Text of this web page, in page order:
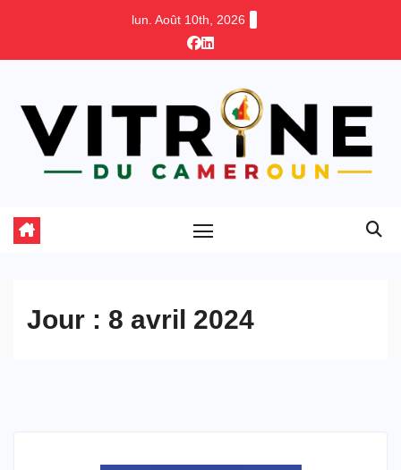
lun. Août 10th, 2026
Jour : 8 avril 2024